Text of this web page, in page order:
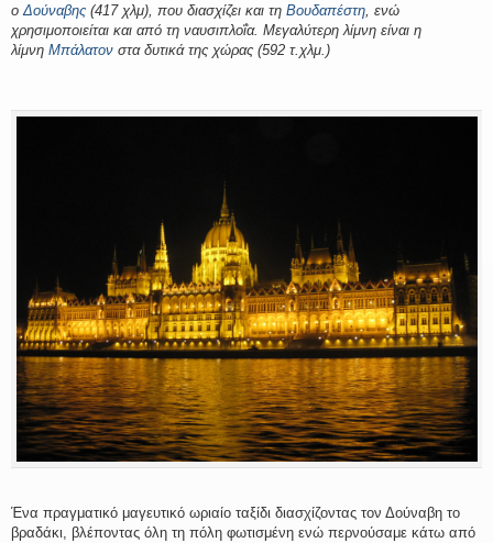
ο Δούναβης (417 χλμ), που διασχίζει και τη Βουδαπέστη , ενώ
χρησιμοποιείται και από τη ναυσιπλοΐα. Μεγαλύτερη λίμνη είναι η
λίμνη Μπάλατον στα δυτικά της χώρας (592 τ.χλμ.)
Ένα πραγματικό μαγευτικό ωριαίο ταξίδι διασχίζοντας τον Δούναβη το
βραδάκι, βλέποντας όλη τη πόλη φωτισμένη ενώ περνούσαμε κάτω από